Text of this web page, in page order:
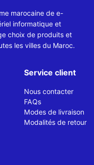
marocaine de e-
informatique et
choix de produits et
les villes du Maroc.
Service client
Nous contacter
FAQs
Modes de livraison
Modalités de retour